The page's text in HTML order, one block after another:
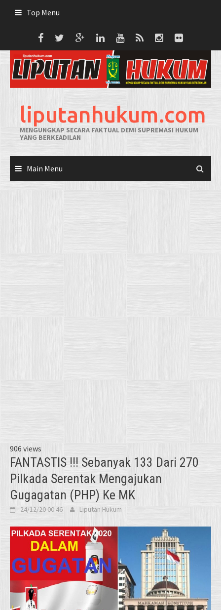
Top Menu
liputanhukum.com
MENGUNGKAP SECARA FAKTUAL DEMI SUPREMASI HUKUM
YANG BERKEADILAN
Main Menu
906 views
FANTASTIS !!! Sebanyak 133 Dari 270
Pilkada Serentak Mengajukan
Gugagatan (PHP) Ke MK
24/12/20 00:46 Liputan Hukum